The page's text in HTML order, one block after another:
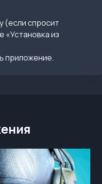
(если спросит
«Установка из
приложение.